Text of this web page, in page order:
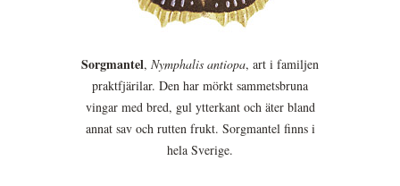
Sorgmantel, Nymphalis antiopa, art i familjen
praktfjärilar. Den har mörkt sammetsbruna
vingar med bred, gul ytterkant och äter bland
annat sav och rutten frukt. Sorgmantel finns i
hela Sverige.